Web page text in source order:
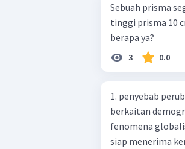
Sebuah prisma
tinggi prisma 10
berapa ya?
3 0.0
1. penyebab
berkaitan
fenomena
siap menerima